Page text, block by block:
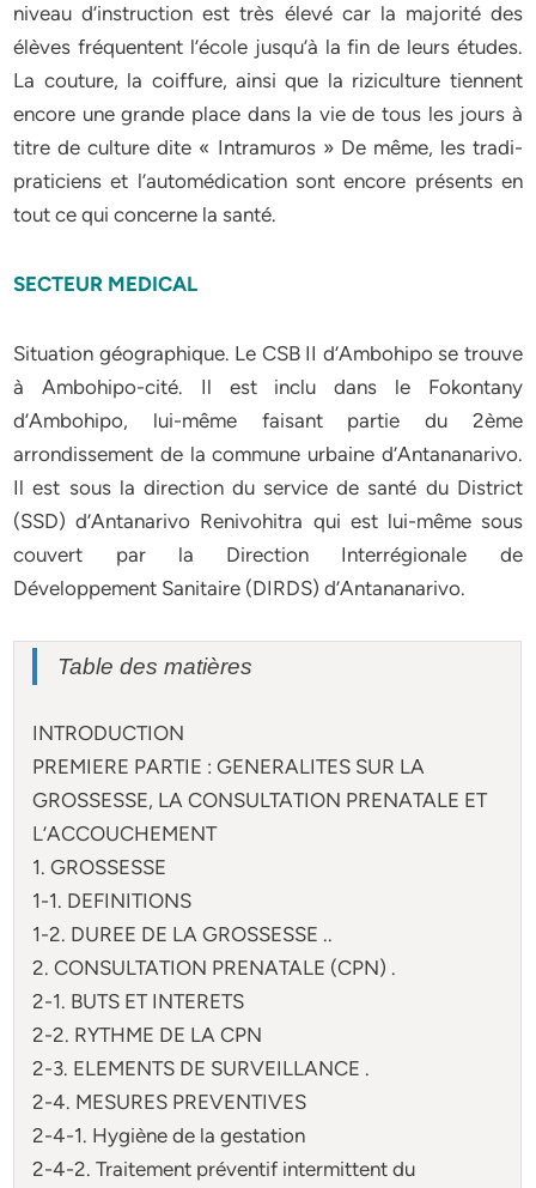
niveau d’instruction est très élevé car la majorité des
élèves fréquentent l’école jusqu’à la fin de leurs études.
La couture, la coiffure, ainsi que la riziculture tiennent
encore une grande place dans la vie de tous les jours à
titre de culture dite « Intramuros » De même, les tradi-
praticiens et l’automédication sont encore présents en
tout ce qui concerne la santé.
SECTEUR MEDICAL
Situation géographique. Le CSB II d’Ambohipo se trouve
à Ambohipo-cité. Il est inclu dans le Fokontany
d’Ambohipo, lui-même faisant partie du 2ème
arrondissement de la commune urbaine d’Antananarivo.
Il est sous la direction du service de santé du District
(SSD) d’Antanarivo Renivohitra qui est lui-même sous
couvert par la Direction Interrégionale de
Développement Sanitaire (DIRDS) d’Antananarivo.
Table des matières
INTRODUCTION
PREMIERE PARTIE : GENERALITES SUR LA
GROSSESSE, LA CONSULTATION PRENATALE ET
L’ACCOUCHEMENT
1. GROSSESSE
1-1. DEFINITIONS
1-2. DUREE DE LA GROSSESSE ..
2. CONSULTATION PRENATALE (CPN) .
2-1. BUTS ET INTERETS
2-2. RYTHME DE LA CPN
2-3. ELEMENTS DE SURVEILLANCE .
2-4. MESURES PREVENTIVES
2-4-1. Hygiène de la gestation
2-4-2. Traitement préventif intermittent du